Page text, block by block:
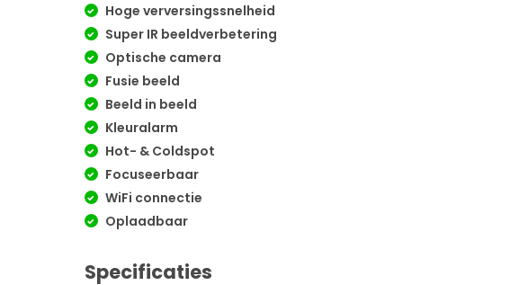
Hoge verversingssnelheid
Super IR beeldverbetering
Optische camera
Fusie beeld
Beeld in beeld
Kleuralarm
Hot- & Coldspot
Focuseerbaar
WiFi connectie
Oplaadbaar
Specificaties